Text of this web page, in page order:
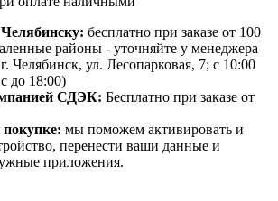
бесплатно при заказе от 100
районы - уточняйте у менеджера
г. Челябинск, ул. Лесопарковая, 7; с 10:00
до 18:00)
СДЭК: Бесплатно при заказе от
мы поможем активировать и
перенести ваши данные и
приложения.